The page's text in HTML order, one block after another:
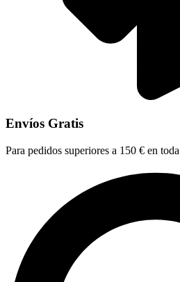
Envíos Gratis
Para pedidos superiores a 150 € en